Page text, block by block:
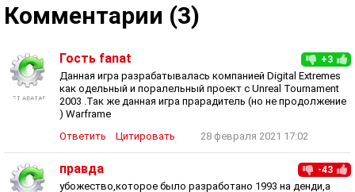
Комментарии (3)
+3
Гость fanat
Данная игра разрабатывалась компанией Digital Extremes
как одельный и поралельный проект с Unreal Tournament
2003 .Так же данная игра прарадитель (но не продолжение
) Warframe
Ответить
Цитировать 28 февраля 2021 17:02
-43
правда
убожество,которое было разработано 1993 на денди,а